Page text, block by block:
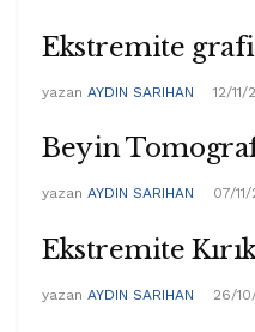
Ekstremite
yazan AYDIN SARIHAN 12/11/
Beyin
yazan AYDIN SARIHAN 07/11/
Ekstremite
yazan AYDIN SARIHAN 26/